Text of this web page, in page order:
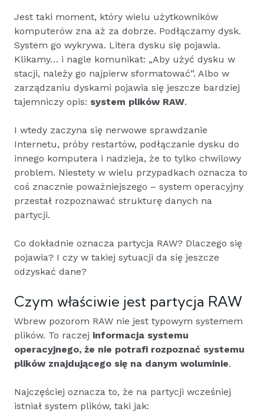
Jest taki moment, który wielu użytkowników
komputerów zna aż za dobrze. Podłączamy dysk.
System go wykrywa. Litera dysku się pojawia.
Klikamy… i nagle komunikat: „Aby użyć dysku w
stacji, należy go najpierw sformatować”. Albo w
zarządzaniu dyskami pojawia się jeszcze bardziej
tajemniczy opis: system plików RAW.
I wtedy zaczyna się nerwowe sprawdzanie
Internetu, próby restartów, podłączanie dysku do
innego komputera i nadzieja, że to tylko chwilowy
problem. Niestety w wielu przypadkach oznacza to
coś znacznie poważniejszego – system operacyjny
przestał rozpoznawać strukturę danych na
partycji.
Co dokładnie oznacza partycja RAW? Dlaczego się
pojawia? I czy w takiej sytuacji da się jeszcze
odzyskać dane?
Czym właściwie jest partycja RAW
Wbrew pozorom RAW nie jest typowym systemem
plików. To raczej informacja systemu
operacyjnego, że nie potrafi rozpoznać systemu
plików znajdującego się na danym woluminie.
Najczęściej oznacza to, że na partycji wcześniej
istniał system plików, taki jak: